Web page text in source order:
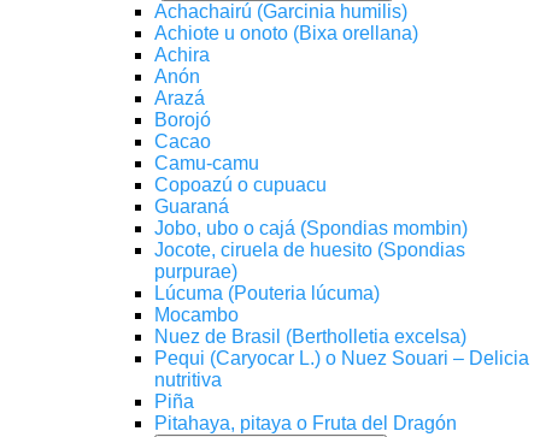
Achachairú (Garcinia humilis)
Achiote u onoto (Bixa orellana)
Achira
Anón
Arazá
Borojó
Cacao
Camu-camu
Copoazú o cupuacu
Guaraná
Jobo, ubo o cajá (Spondias mombin)
Jocote, ciruela de huesito (Spondias
purpurae)
Lúcuma (Pouteria lúcuma)
Mocambo
Nuez de Brasil (Bertholletia excelsa)
Pequi (Caryocar L.) o Nuez Souari – Delicia
nutritiva
Piña
Pitahaya, pitaya o Fruta del Dragón